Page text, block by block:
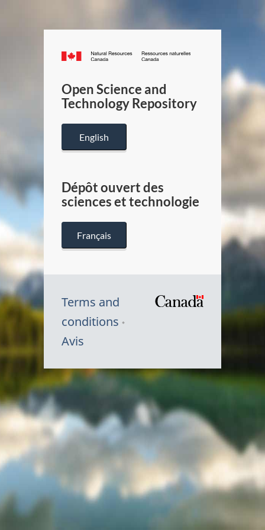
Canada.ca
/
Canada
Open Science and
Technology Repository
English
Dépôt ouvert des
sciences et technologie
Français
Terms and
conditions
Avis
Symbole
du